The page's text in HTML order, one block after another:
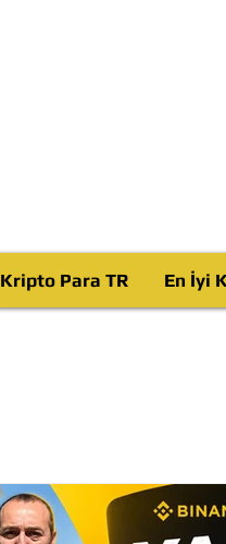
Kripto Para TR En İyi